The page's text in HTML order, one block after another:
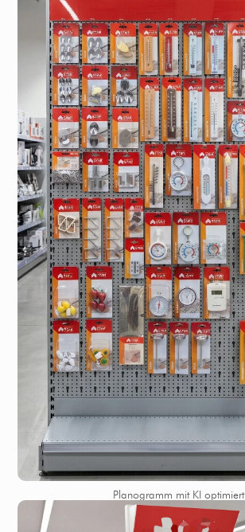
Planogramm mit KI optimiert